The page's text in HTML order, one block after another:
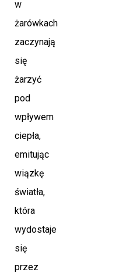
w
żarówkach
zaczynają
się
żarzyć
pod
wpływem
ciepła,
emitując
wiązkę
światła,
która
wydostaje
się
przez